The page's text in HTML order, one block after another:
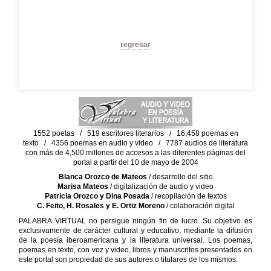
regresar
1552 poetas / 519 escritores literarios / 16,458 poemas en
texto / 4356 poemas en audio y video / 7787 audios de literatura
con más de 4,500 millones de accesos a las diferentes páginas del
portal a partir del 10 de mayo de 2004
Blanca Orozco de Mateos / desarrollo del sitio
Marisa Mateos / digitalización de audio y video
Patricia Orozco y Dina Posada/ recopilación de textos
C. Feito, H. Rosales y E. Ortiz Moreno/ colaboración digital
PALABRA VIRTUAL no persigue ningún fin de lucro. Su objetivo es
exclusivamente de carácter cultural y educativo, mediante la difusión
de la poesía iberoamericana y la literatura universal. Los poemas,
poemas en texto, con voz y video, libros y manuscritos presentados en
este portal son propiedad de sus autores o titulares de los mismos.